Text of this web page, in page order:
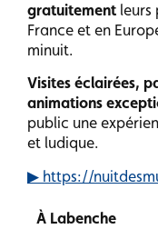
gratuitement leurs
France et en
minuit.
Visites éclairées,
animations
public une
et ludique.
▶ https://
À Labenche